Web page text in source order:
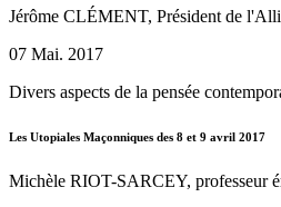
Jérôme CLÉMENT, Président de
07 Mai. 2017
Divers aspects de la pensée
Les Utopiales Maçonniques des 8 et 9 avril 2017
Michèle RIOT-SARCEY, professeur